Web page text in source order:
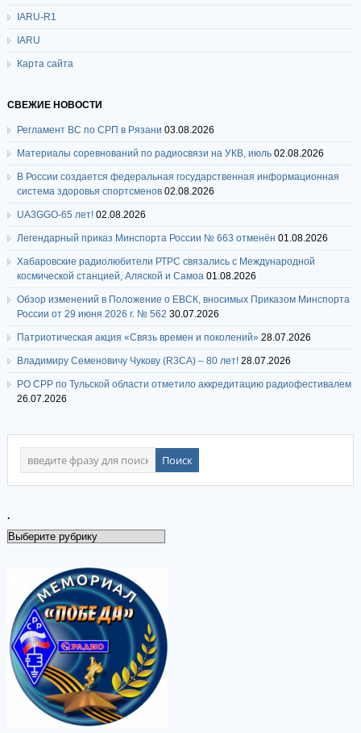
IARU-R1
IARU
Карта сайта
СВЕЖИЕ НОВОСТИ
Регламент ВС по СРП в Рязани 03.08.2026
Материалы соревнований по радиосвязи на УКВ, июль 02.08.2026
В России создается федеральная государственная информационная
система здоровья спортсменов 02.08.2026
UA3GGO-65 лет! 02.08.2026
Легендарный приказ Минспорта России № 663 отменён 01.08.2026
Хабаровские радиолюбители РТРС связались с Международной
космической станцией, Аляской и Самоа 01.08.2026
Обзор изменений в Положение о ЕВСК, вносимых Приказом Минспорта
России от 29 июня 2026 г. № 562 30.07.2026
Патриотическая акция «Связь времен и поколений» 28.07.2026
Владимиру Семеновичу Чукову (R3CA) – 80 лет! 28.07.2026
РО СРР по Тульской области отметило аккредитацию радиофестивалем
26.07.2026
.